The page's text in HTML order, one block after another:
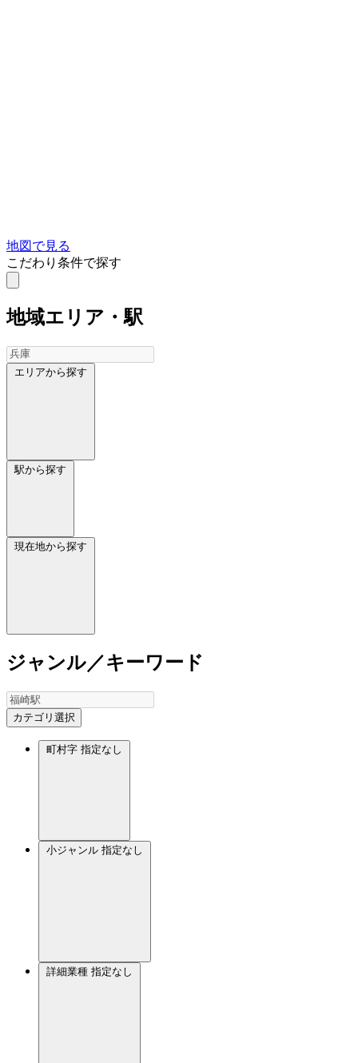
地図で見る
こだわり条件で探す
地域エリア・駅
エリアから探す
駅から探す
現在地から探す
ジャンル／キーワード
カテゴリ選択
町村字 指定なし
小ジャンル 指定なし
詳細業種 指定なし